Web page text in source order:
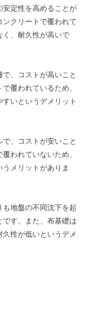
安定性を高めることが
クリートで覆われて
く、耐久性が高いで
、コストが高いこと
覆われているため、
いというデメリット
、コストが安いこと
われていないため、
メリットがありま
地盤の不同沈下を起
す。また、布基礎は
性が低いというデメ